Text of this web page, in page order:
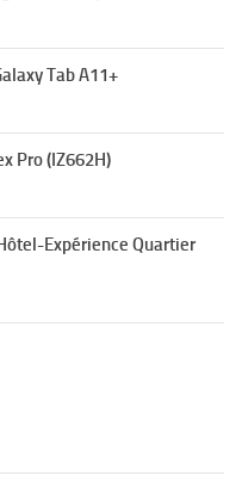
Tab A11+
Pro (IZ662H)
Expérience Quartier